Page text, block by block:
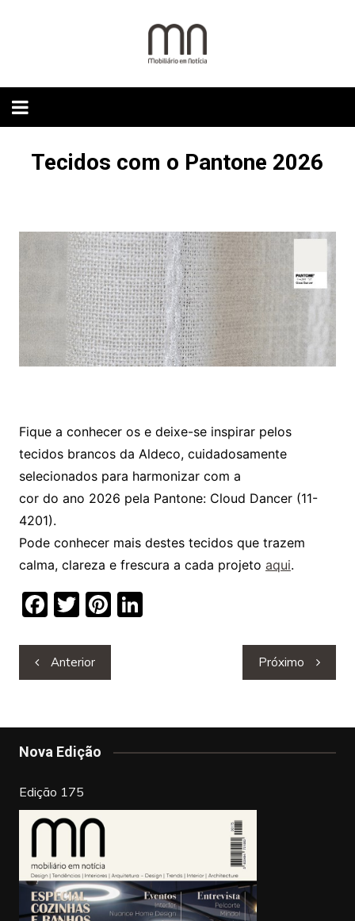
Tecidos com o Pantone 2026
Fique a conhecer os e deixe-se inspirar pelos
tecidos brancos da Aldeco, cuidadosamente
selecionados para harmonizar com a
cor do ano 2026 pela Pantone: Cloud Dancer (11-
4201).
Pode conhecer mais destes tecidos que trazem
calma, clareza e frescura a cada projeto aqui.
F
c
e
o
o
k
T
itt
er
Pi
er
e
Li
n
Navegação
de
Anterior Próximo
Nova Edição
Edição 175